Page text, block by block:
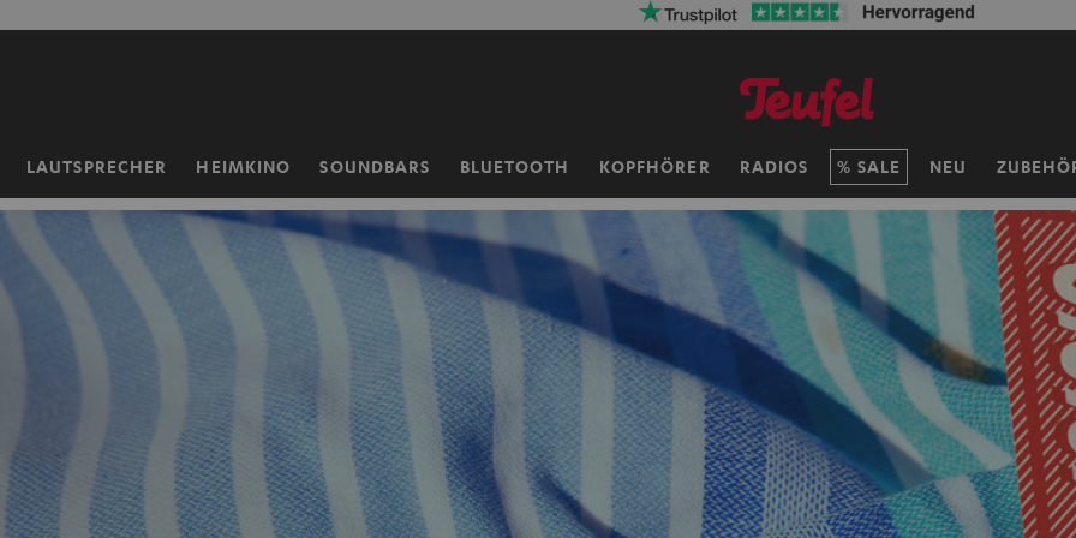
LAUTSPRECHER HEIMKINO SOUNDBARS BLUETOOTH KOPFHÖRER RADIOS SALE NEU
Startseite